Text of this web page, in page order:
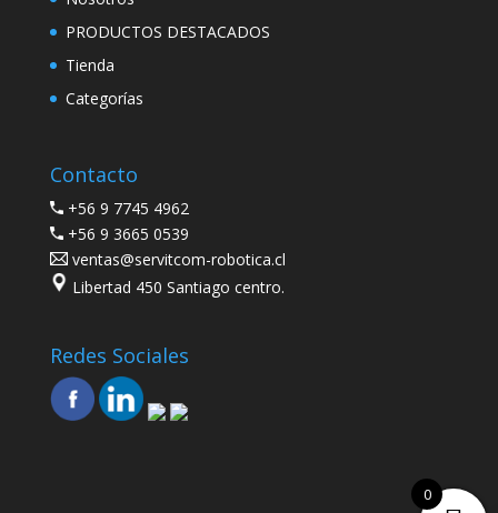
PRODUCTOS DESTACADOS
Tienda
Categorías
Contacto
+56 9 7745 4962
+56 9 3665 0539
ventas@servitcom-robotica.cl
Libertad 450 Santiago centro.
Redes Sociales
0